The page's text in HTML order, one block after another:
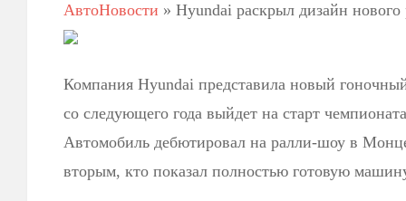
АвтоНовости » Hyundai раскрыл дизайн нового
Компания Hyundai представила новый
со следующего года выйдет на старт
Автомобиль дебютировал на ралли-шоу в
вторым, кто показал полностью готовую